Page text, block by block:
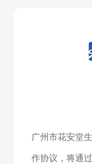
广州市花安堂
作协议，将通